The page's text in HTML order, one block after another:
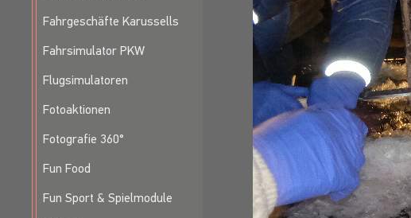
Fahrgeschäfte Karussells
Fahrsimulator PKW
Flugsimulatoren
Fotoaktionen
Fotografie 360°
Fun Food
Fun Sport & Spielmodule